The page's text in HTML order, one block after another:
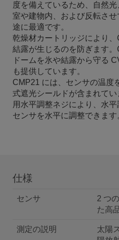
度を備えているため、自然
室や建物内、および反転さ
途に最適です。
乾燥材カートリッジにより
結露が生じるのを防ぎます。
ドームを氷や結露から守る
も提供しています。
CMP21 には、センサの温度
式遮光シールドが含まれて
用水平調整ネジにより、水
センサを水平に調整できます
仕様
センサ
2 つ
た高
測定の説明
太陽